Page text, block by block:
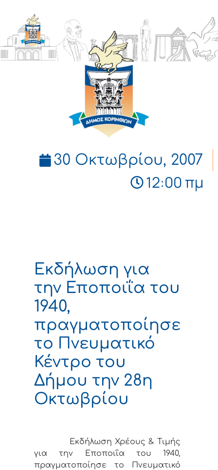
ΔΗΜΟΣ
ΚΟΡΙΝΘΙΩΝ
30 Οκτωβρίου, 2007
12:00 πμ
Εκδήλωση για
την Εποποιΐα του
1940,
πραγματοποίησε
το Πνευματικό
Κέντρο του
Δήμου την 28η
Οκτωβρίου
Εκδήλωση Χρέους & Τιμής
για την Εποποιΐα του 1940,
πραγματοποίησε το Πνευματικό